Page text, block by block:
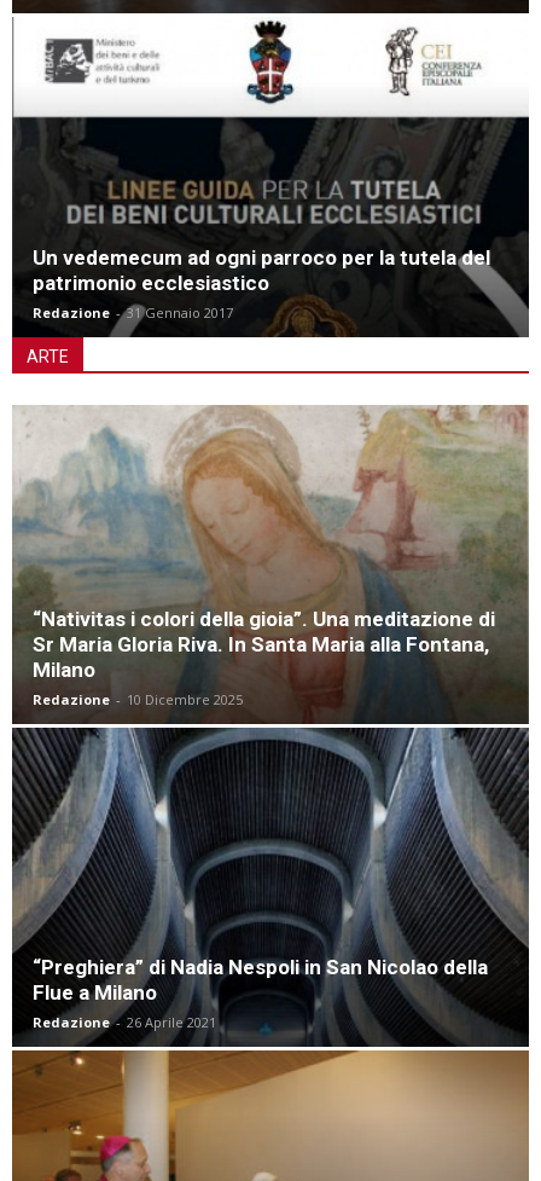
Un vedemecum ad ogni parroco per la tutela del
patrimonio ecclesiastico
Redazione - 31 Gennaio 2017
ARTE
“Nativitas i colori della gioia”. Una meditazione di
Sr Maria Gloria Riva. In Santa Maria alla Fontana,
Milano
Redazione - 10 Dicembre 2025
“Preghiera” di Nadia Nespoli in San Nicolao della
Flue a Milano
Redazione - 26 Aprile 2021